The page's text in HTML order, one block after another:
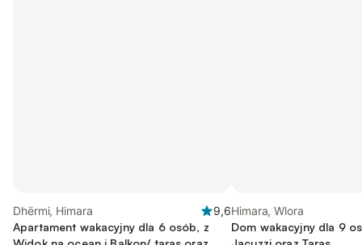
Dhërmi, Himara
9,6
Apartament wakacyjny dla 6 osób, z
Himara, Wlora
Dom wakacyjny dla 9